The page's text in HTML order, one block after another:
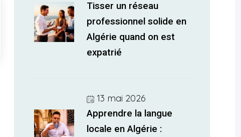
Tisser un réseau
professionnel solide en
Algérie quand on est
expatrié
13 mai 2026
Apprendre la langue
locale en Algérie :